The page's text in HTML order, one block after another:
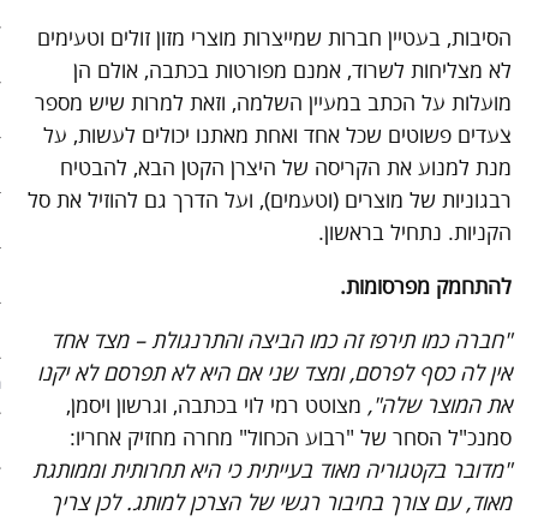
חג השוטטות
יום ההתנתקות הבינלאומי
ארכיון
אודות האתר
ספרים מומלצים – רשימה
ספרים מומלצים – רשימה שניה
צור קשר
הסיבות, בעטיין חברות שמייצרות מוצרי מזון זולים וטעימים
לא מצליחות לשרוד, אמנם מפורטות בכתבה, אולם הן
מועלות על הכתב במעיין השלמה, וזאת למרות שיש מספר
צעדים פשוטים שכל אחד ואחת מאתנו יכולים לעשות, על
מנת למנוע את הקריסה של היצרן הקטן הבא, להבטיח
רבגוניות של מוצרים (וטעמים), ועל הדרך גם להוזיל את סל
הקניות. נתחיל בראשון.
להתחמק מפרסומות.
"חברה כמו תירפז זה כמו הביצה והתרנגולת – מצד אחד
אין לה כסף לפרסם, ומצד שני אם היא לא תפרסם לא יקנו
את המוצר שלה"
, מצוטט רמי לוי בכתבה, וגרשון ויסמן,
סמנכ"ל הסחר של "רבוע הכחול" מחרה מחזיק אחריו:
"מדובר בקטגוריה מאוד בעייתית כי היא תחרותית וממותגת
מאוד, עם צורך בחיבור רגשי של הצרכן למותג. לכן צריך